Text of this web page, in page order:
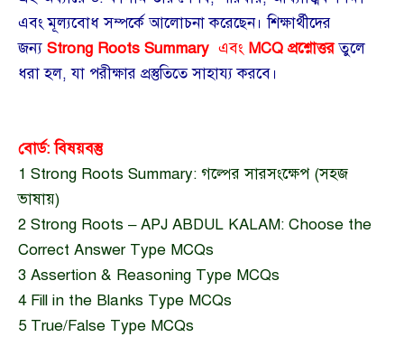
এবং মূল্যবোধ সম্পর্কে আলোচনা করেছেন। শিক্ষার্থীদের
জন্য Strong Roots Summary এবং MCQ প্রশ্নোত্তরতুলে
ধরা হল, যা পরীক্ষার প্রস্তুতিতে সাহায্য করবে।
বোর্ড: বিষয়বস্তু
1 Strong Roots Summary: গল্পের সারসংক্ষেপ (সহজ
ভাষায়)
2 Strong Roots – APJ ABDUL KALAM: Choose the
Correct Answer Type MCQs
3 Assertion & Reasoning Type MCQs
4 Fill in the Blanks Type MCQs
5 True/False Type MCQs